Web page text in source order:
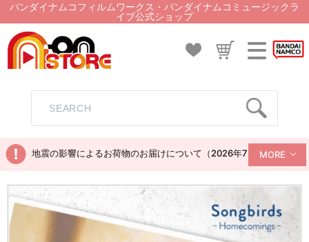
バンダイナムコフィルムワークス・バンダイナムコミュージックラ
イブ公式ショップ
地震の影響によるお荷物のお届けについて（2026年7月28日現在）
MORE